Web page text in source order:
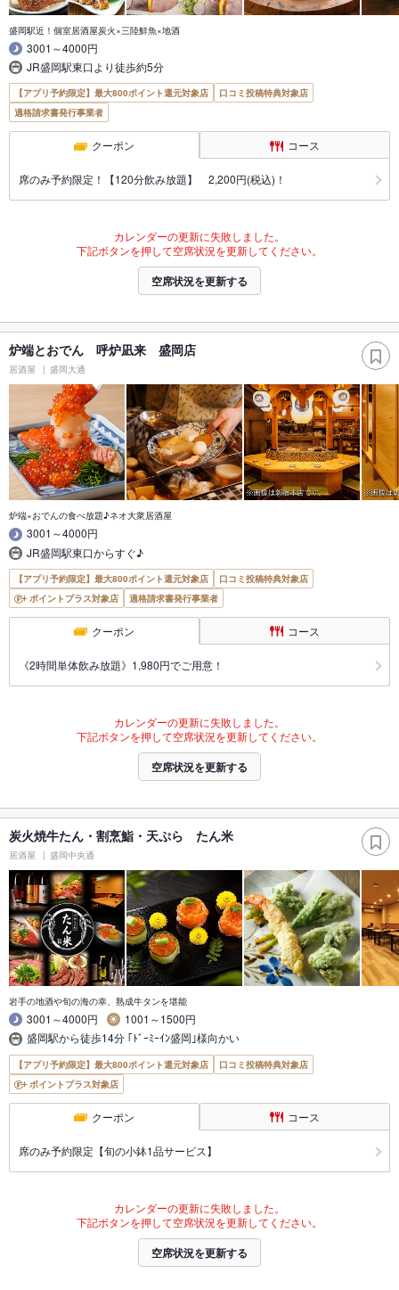
盛岡駅近！個室居酒屋炭火×三陸鮮魚×地酒
3001～4000円
JR盛岡駅東口より徒歩約5分
【アプリ予約限定】最大800ポイント還元対象店
口コミ投稿特典対象店
適格請求書発行事業者
クーポン コース
席のみ予約限定！【120分飲み放題】 2,200円(税込)！
カレンダーの更新に失敗しました。
下記ボタンを押して空席状況を更新してください。
空席状況を更新する
炉端とおでん 呼炉凪来 盛岡店
居酒屋 盛岡大通
炉端×おでんの食べ放題♪ネオ大衆居酒屋
3001～4000円
JR盛岡駅東口からすぐ♪
【アプリ予約限定】最大800ポイント還元対象店
口コミ投稿特典対象店
ポイントプラス対象店
適格請求書発行事業者
クーポン コース
《2時間単体飲み放題》1,980円でご用意！
カレンダーの更新に失敗しました。
下記ボタンを押して空席状況を更新してください。
空席状況を更新する
炭火焼牛たん・割烹鮨・天ぷら たん米
居酒屋 盛岡中央通
岩手の地酒や旬の海の幸、熟成牛タンを堪能
3001～4000円
1001～1500円
盛岡駅から徒歩14分 ｢ﾄﾞｰﾐｰｲﾝ盛岡｣様向かい
【アプリ予約限定】最大800ポイント還元対象店
口コミ投稿特典対象店
ポイントプラス対象店
クーポン コース
席のみ予約限定【旬の小鉢1品サービス】
カレンダーの更新に失敗しました。
下記ボタンを押して空席状況を更新してください。
空席状況を更新する